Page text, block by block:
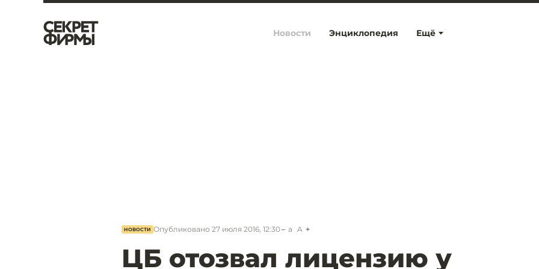
Ещё
Новости Энциклопедия
НОВОСТИ Опубликовано 27 июля 2016, 12:30 a A
ЦБ отозвал лицензию у